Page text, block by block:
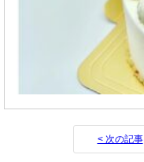
< 次の記事